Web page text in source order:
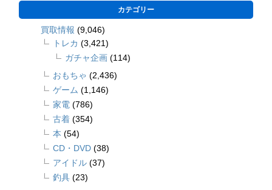
カテゴリー
買取情報 (9,046)
トレカ (3,421)
ガチャ企画 (114)
おもちゃ (2,436)
ゲーム (1,146)
家電 (786)
古着 (354)
本 (54)
CD・DVD (38)
アイドル (37)
釣具 (23)